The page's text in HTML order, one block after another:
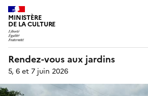
MINISTÈRE
DE LA CULTURE
Rendez-vous aux jardins
5, 6 et 7 juin 2026